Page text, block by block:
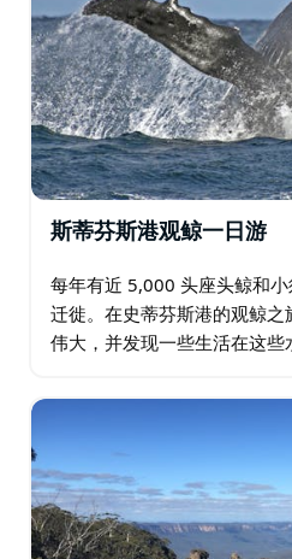
斯蒂芬斯港观鲸一日游
每年有近 5,000 头座头鲸和
迁徙。在史蒂芬斯港的观鲸
伟大，并发现一些生活在这
享受短暂的早晨停留，看看